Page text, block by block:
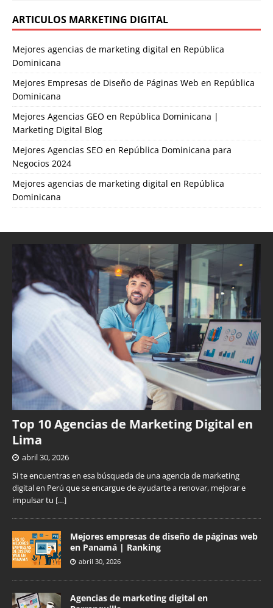
ARTICULOS MARKETING DIGITAL
Mejores agencias de marketing digital en República
Dominicana
Mejores Empresas de Diseño de Páginas Web en República
Dominicana
Mejores Agencias GEO en República Dominicana |
Marketing Digital Blog
Mejores Agencias SEO en República Dominicana para
Negocios 2024
Mejores agencias de marketing digital en República
Dominicana
Top 10 Agencias de Marketing Digital en
Lima
abril 30, 2026
Si te encuentras en esa búsqueda de una agencia de marketing
digital en Perú que se encargue de ayudarte a renovar, mejorar e
impulsar tu […]
Mejores empresas de diseño de páginas web
en Panamá | Ranking
abril 30, 2026
Agencias de marketing digital en